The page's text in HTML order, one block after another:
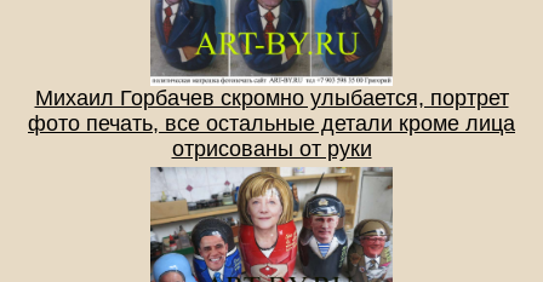
Михаил Горбачев скромно улыбается, портрет
фото печать, все остальные детали кроме лица
отрисованы от руки